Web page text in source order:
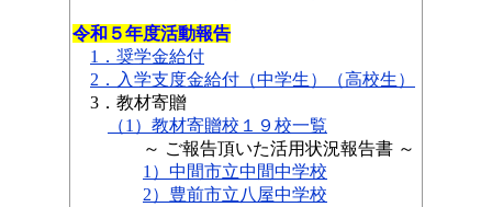
令和５年度活動報告
1．奨学金給付
2．入学支度金給付（中学生）
（高校生）
3．教材寄贈
（1）教材寄贈校１９校一覧
～ ご報告頂いた活用状況報告書 ～
1）中間市立中間中学校
2）豊前市立八屋中学校